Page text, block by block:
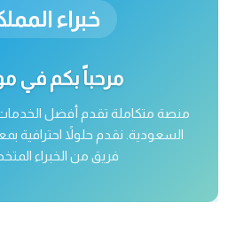
خبراء
مرحباً بكم في
منصة متكاملة تقدم أفضل الخدمات
السعودية. نقدم حلولاً احترافية
فريق من الخبراء